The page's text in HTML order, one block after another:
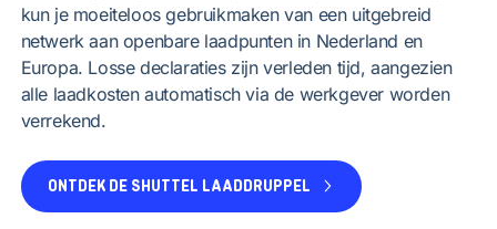
kun je moeiteloos gebruikmaken van een uitgebreid
netwerk aan openbare laadpunten in Nederland en
Europa. Losse declaraties zijn verleden tijd, aangezien
alle laadkosten automatisch via de werkgever worden
verrekend.
ONTDEK DE SHUTTEL LAADDRUPPEL